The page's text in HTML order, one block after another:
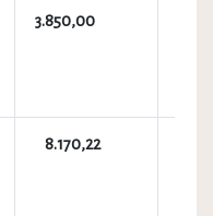
3.850,00
8.170,22